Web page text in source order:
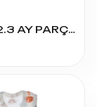
SOFT 1.2.3 AY PARÇA BASKILI ÇITÇITLI